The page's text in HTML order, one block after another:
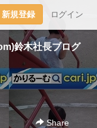
新規登録 ログイン
鈴木社長ブログ
Share